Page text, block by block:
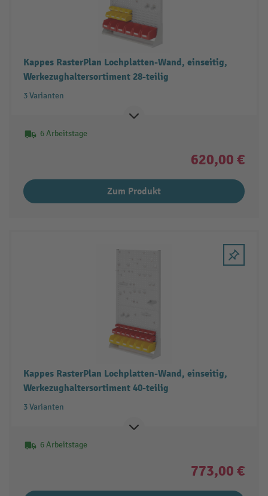
Kappes RasterPlan Lochplatten-Wand, einseitig,
Werkezughaltersortiment 28-teilig
3 Varianten
6 Arbeitstage
620,00 €
Zum Produkt
Kappes RasterPlan Lochplatten-Wand, einseitig,
Werkezughaltersortiment 40-teilig
3 Varianten
6 Arbeitstage
773,00 €